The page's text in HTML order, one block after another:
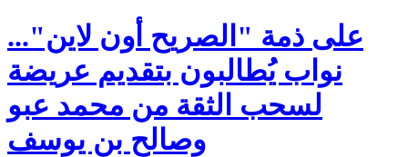
على ذمة "الصريح أون لاين"...
نواب يُطالبون بتقديم عريضة
لسحب الثقة من محمد عبو
وصالح بن يوسف